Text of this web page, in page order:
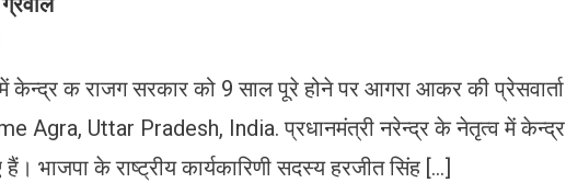
केन्द्र क राजग सरकार को 9 साल पूरे होने पर आगरा आकर की प्रेसवार्ता
Agra, Uttar Pradesh, India. प्रधानमंत्री नरेन्द्र के नेतृत्व में केन्द्र
भाजपा के राष्ट्रीय कार्यकारिणी सदस्य हरजीत सिंह […]